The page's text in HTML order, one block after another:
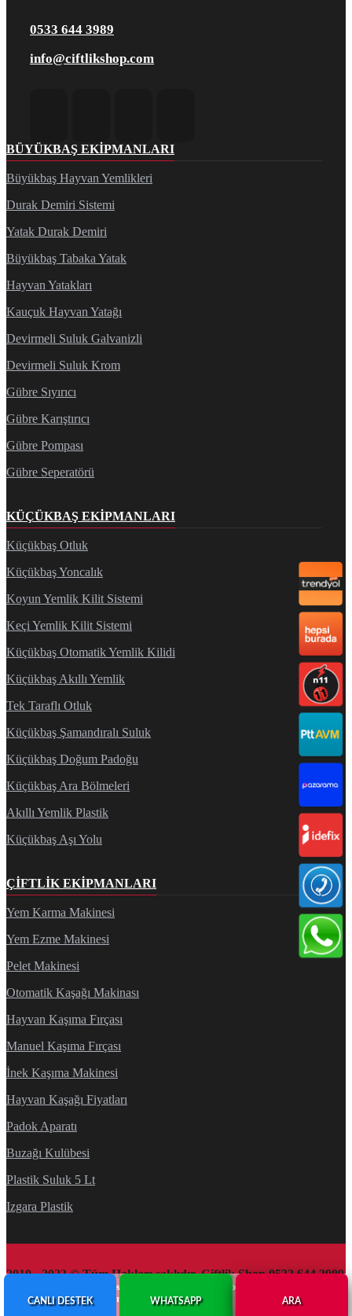
0533 644 3989
info@ciftlikshop.com
BÜYÜKBAŞ EKIPMANLARI
Büyükbaş Hayvan Yemlikleri
Durak Demiri Sistemi
Yatak Durak Demiri
Büyükbaş Tabaka Yatak
Hayvan Yatakları
Kauçuk Hayvan Yatağı
Devirmeli Suluk Galvanizli
Devirmeli Suluk Krom
Gübre Sıyırıcı
Gübre Karıştırıcı
Gübre Pompası
Gübre Seperatörü
KÜÇÜKBAŞ EKIPMANLARI
Küçükbaş Otluk
Küçükbaş Yoncalık
Koyun Yemlik Kilit Sistemi
Keçi Yemlik Kilit Sistemi
Küçükbaş Otomatik Yemlik Kilidi
Küçükbaş Akıllı Yemlik
Tek Taraflı Otluk
Küçükbaş Şamandıralı Suluk
Küçükbaş Doğum Padoğu
Küçükbaş Ara Bölmeleri
Akıllı Yemlik Plastik
Küçükbaş Aşı Yolu
ÇIFTLIK EKIPMANLARI
Yem Karma Makinesi
Yem Ezme Makinesi
Pelet Makinesi
Otomatik Kaşağı Makinası
Hayvan Kaşıma Fırçası
Manuel Kaşıma Fırçası
İnek Kaşıma Makinesi
Hayvan Kaşağı Fiyatları
Padok Aparatı
Buzağı Kulübesi
Plastik Suluk 5 Lt
Izgara Plastik
2010 - 2023 © Tüm Hakları saklıdır. Çiftlik Shop 0533 644 3989
Sitemizde bulunan tüm görsel ve metinler firmamıza ait olup, yazılı izin alınmadan
kullanımı kesinlikle yasaktır.
Çiftlik Ekipmanları
CANLI DESTEK WHATSAPP ARA